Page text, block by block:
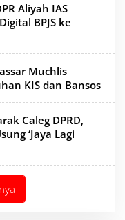
Aliyah IAS
BPJS ke
Muchlis
KIS dan Bansos
Caleg DPRD,
‘Jaya Lagi